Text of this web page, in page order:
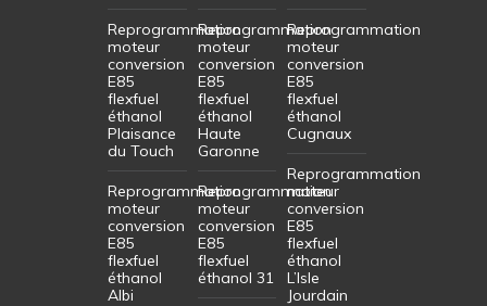
Reprogrammation
moteur
conversion
E85
flexfuel
éthanol
Plaisance
du Touch
Reprogrammation
moteur
conversion
E85
flexfuel
éthanol
Albi
Reprogrammation
moteur
conversion
E85
flexfuel
éthanol
Haute
Garonne
Reprogrammation
moteur
conversion
E85
flexfuel
éthanol 31
Reprogrammation
moteur
conversion
E85
flexfuel
éthanol
Cugnaux
Reprogrammation
moteur
conversion
E85
flexfuel
éthanol
L’Isle
Jourdain